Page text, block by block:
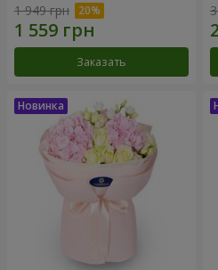
1 949 грн
Заказать